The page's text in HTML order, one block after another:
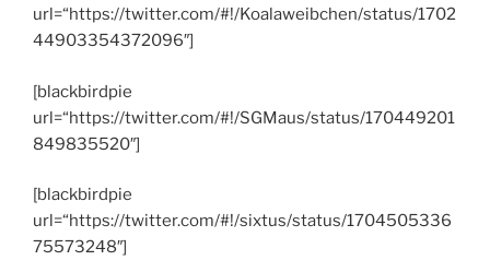
url=“https://twitter.com/#!/Koalaweibchen/status/1702
44903354372096″]
[blackbirdpie
url=“https://twitter.com/#!/SGMaus/status/170449201
849835520″]
[blackbirdpie
url=“https://twitter.com/#!/sixtus/status/1704505336
75573248″]